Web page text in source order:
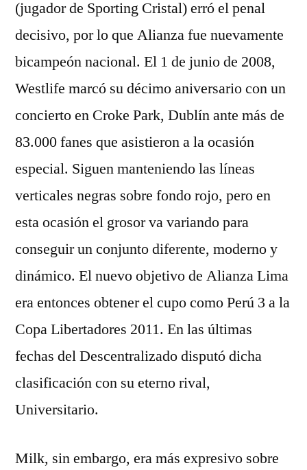
(jugador de Sporting Cristal) erró el penal
decisivo, por lo que Alianza fue nuevamente
bicampeón nacional. El 1 de junio de 2008,
Westlife marcó su décimo aniversario con un
concierto en Croke Park, Dublín ante más de
83.000 fanes que asistieron a la ocasión
especial. Siguen manteniendo las líneas
verticales negras sobre fondo rojo, pero en
esta ocasión el grosor va variando para
conseguir un conjunto diferente, moderno y
dinámico. El nuevo objetivo de Alianza Lima
era entonces obtener el cupo como Perú 3 a la
Copa Libertadores 2011. En las últimas
fechas del Descentralizado disputó dicha
clasificación con su eterno rival,
Universitario.
Milk, sin embargo, era más expresivo sobre